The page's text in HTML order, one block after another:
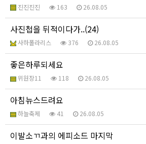
진진진진 163 26.08.05
사진첩을 뒤적이다가..(24)
사하폴라리스 376 26.08.05
좋은하루되세요
위원장11 118 26.08.05
아침뉴스드려요
하늘축제 41 26.08.05
이발소ㄲ과의 에피소드 마지막